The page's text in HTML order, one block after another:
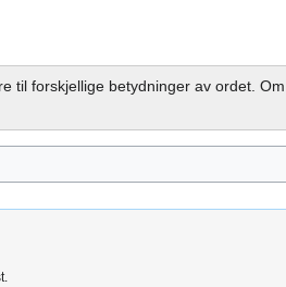
til forskjellige betydninger av ordet.